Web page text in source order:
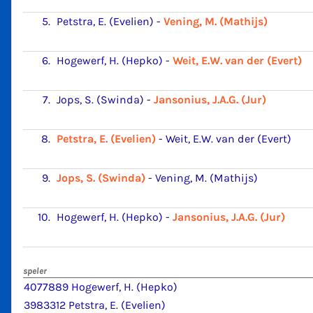
5. Petstra, E. (Evelien) - Vening, M. (Mathijs)
6. Hogewerf, H. (Hepko) - Weit, E.W. van der (Evert)
7. Jops, S. (Swinda) - Jansonius, J.A.G. (Jur)
8. Petstra, E. (Evelien) - Weit, E.W. van der (Evert)
9. Jops, S. (Swinda) - Vening, M. (Mathijs)
10. Hogewerf, H. (Hepko) - Jansonius, J.A.G. (Jur)
speler
4077889 Hogewerf, H. (Hepko)
3983312 Petstra, E. (Evelien)